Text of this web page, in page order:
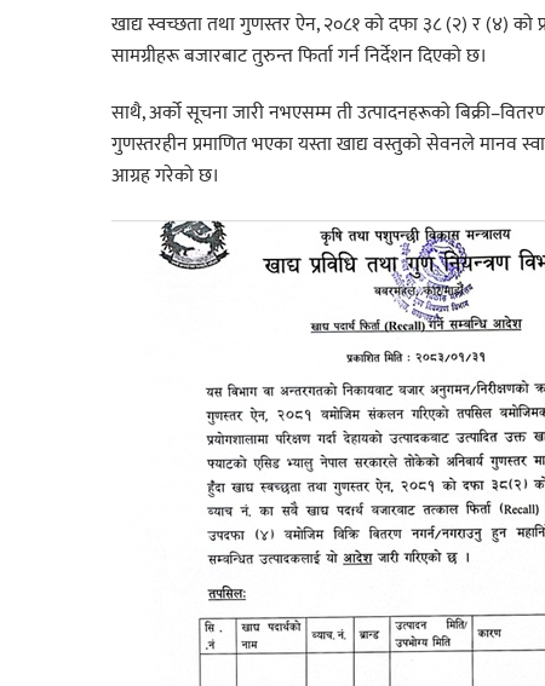
खाद्य स्वच्छता तथा गुणस्तर ऐन, २०८१ को दफा ३८ (२) र (४) को
सामग्रीहरू बजारबाट तुरुन्त फिर्ता गर्न निर्देशन दिएको छ।
साथै, अर्को सूचना जारी नभएसम्म ती उत्पादनहरूको
गुणस्तरहीन प्रमाणित भएका यस्ता खाद्य वस्तुको सेवनले मानव
आग्रह गरेको छ।